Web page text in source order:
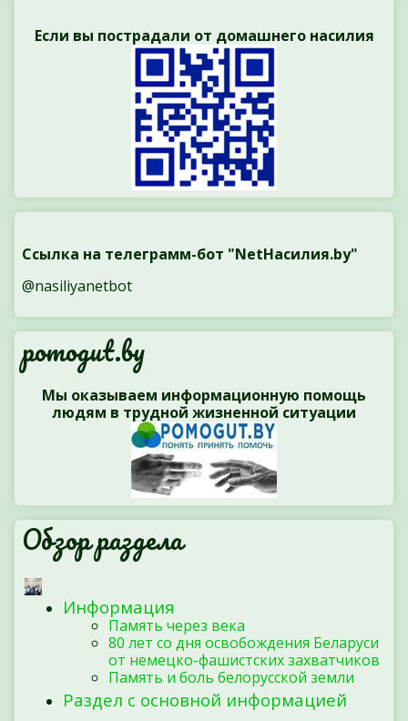
Если вы пострадали от домашнего насилия
Ссылка на телеграмм-бот "NetНасилия.by"
@nasiliyanetbot
pomogut.by
Мы оказываем информационную помощь
людям в трудной жизненной ситуации
Обзор раздела
Информация
Память через века
80 лет со дня освобождения Беларуси
от немецко-фашистских захватчиков
Память и боль белорусской земли
Раздел с основной информацией